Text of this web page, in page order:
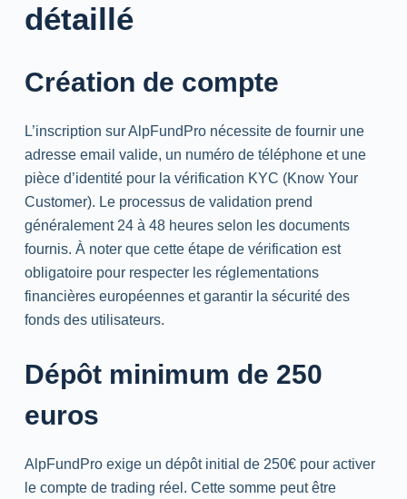
détaillé
Création de compte
L’inscription sur AlpFundPro nécessite de fournir une
adresse email valide, un numéro de téléphone et une
pièce d’identité pour la vérification KYC (Know Your
Customer). Le processus de validation prend
généralement 24 à 48 heures selon les documents
fournis. À noter que cette étape de vérification est
obligatoire pour respecter les réglementations
financières européennes et garantir la sécurité des
fonds des utilisateurs.
Dépôt minimum de 250
euros
AlpFundPro exige un dépôt initial de 250€ pour activer
le compte de trading réel. Cette somme peut être